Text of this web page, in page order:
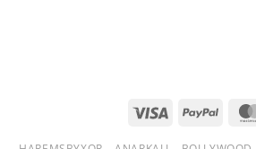
Visa PayPal